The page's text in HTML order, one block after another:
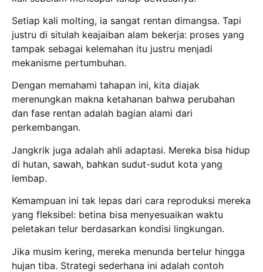
Setiap kali molting, ia sangat rentan dimangsa. Tapi
justru di situlah keajaiban alam bekerja: proses yang
tampak sebagai kelemahan itu justru menjadi
mekanisme pertumbuhan.
Dengan memahami tahapan ini, kita diajak
merenungkan makna ketahanan bahwa perubahan
dan fase rentan adalah bagian alami dari
perkembangan.
Jangkrik juga adalah ahli adaptasi. Mereka bisa hidup
di hutan, sawah, bahkan sudut-sudut kota yang
lembap.
Kemampuan ini tak lepas dari cara reproduksi mereka
yang fleksibel: betina bisa menyesuaikan waktu
peletakan telur berdasarkan kondisi lingkungan.
Jika musim kering, mereka menunda bertelur hingga
hujan tiba. Strategi sederhana ini adalah contoh